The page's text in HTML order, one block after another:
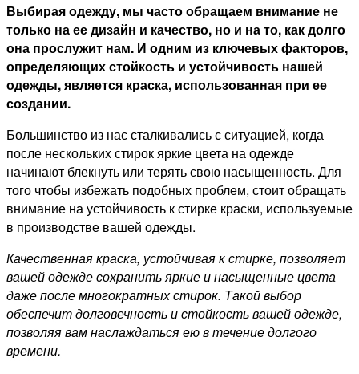
Выбирая одежду, мы часто обращаем внимание не
только на ее дизайн и качество, но и на то, как долго
она прослужит нам. И одним из ключевых факторов,
определяющих стойкость и устойчивость нашей
одежды, является краска, использованная при ее
создании.
Большинство из нас сталкивались с ситуацией, когда
после нескольких стирок яркие цвета на одежде
начинают блекнуть или терять свою насыщенность. Для
того чтобы избежать подобных проблем, стоит обращать
внимание на устойчивость к стирке краски, используемые
в производстве вашей одежды.
Качественная краска, устойчивая к стирке, позволяет
вашей одежде сохранить яркие и насыщенные цвета
даже после многократных стирок. Такой выбор
обеспечит долговечность и стойкость вашей одежде,
позволяя вам наслаждаться ею в течение долгого
времени.